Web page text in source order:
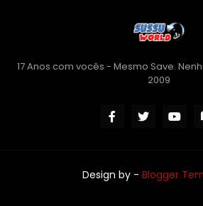
17 Anos com vocês - Mesmo Save.
2009
Design by - Blogger